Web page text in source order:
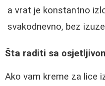
a vrat je konstantno
svakodnevno, bez
Šta raditi sa
Ako vam kreme za lice